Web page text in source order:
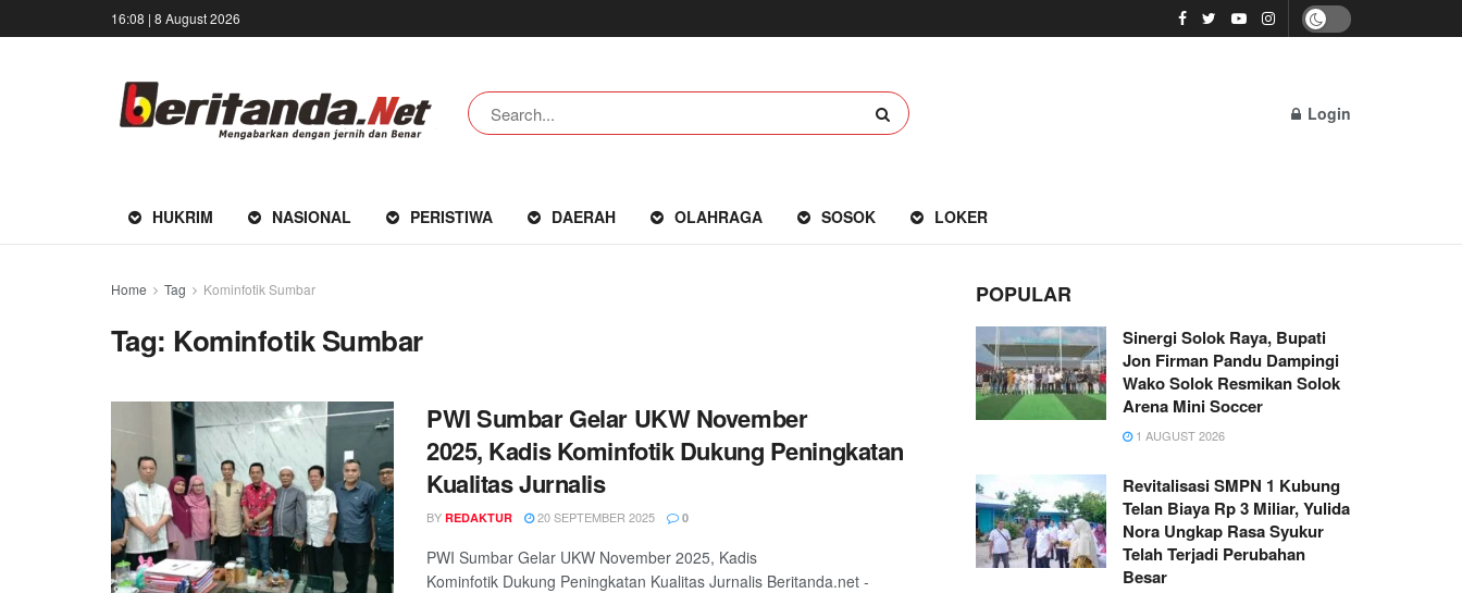
16:08 | 8 August 2026
Login
HUKRIM NASIONAL PERISTIWA DAERAH OLAHRAGA SOSOK LOKER
Home Tag Kominfotik Sumbar
Tag: Kominfotik Sumbar
PWI Sumbar Gelar UKW November
2025, Kadis Kominfotik Dukung Peningkatan
Kualitas Jurnalis
BY REDAKTUR 20 SEPTEMBER 2025 0
PWI Sumbar Gelar UKW November 2025, Kadis
Kominfotik Dukung Peningkatan Kualitas Jurnalis Beritanda.net -
POPULAR
Sinergi Solok Raya, Bupati
Jon Firman Pandu Dampingi
Wako Solok Resmikan Solok
Arena Mini Soccer
1 AUGUST 2026
Revitalisasi SMPN 1 Kubung
Telan Biaya Rp 3 Miliar, Yulida
Nora Ungkap Rasa Syukur
Telah Terjadi Perubahan
Besar